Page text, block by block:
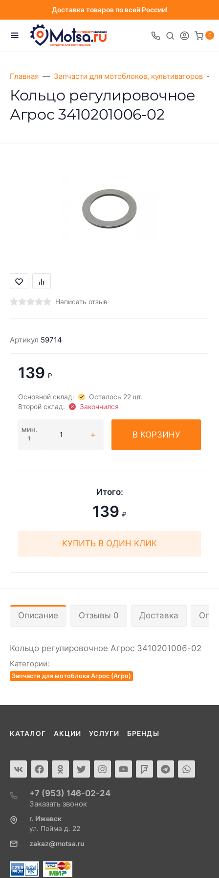
Доставка товаров по всей России!
0
Главная Запчасти для мотоблоков, культиваторов
Кольцо регулировочное
Агрос 3410201006-02
Написать отзыв
Артикул 59714
139 ₽
Основной склад:
Осталось 22 шт.
Второй склад:
Закончился
МИН.
1
В КОРЗИНУ
Итого:
139 ₽
КУПИТЬ В ОДИН КЛИК
Описание Отзывы 0 Доставка
Кольцо регулировочное Агрос 3410201006-02
Категории:
Запчасти для мотоблока Агрос (Агро)
КАТАЛОГ АКЦИИ УСЛУГИ БРЕНДЫ
+7 (953) 146-02-24
Заказать звонок
г. Ижевск
ул. Пойма д. 22
zakaz@motsa.ru